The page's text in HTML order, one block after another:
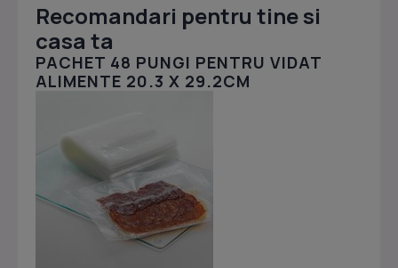
Recomandari pentru tine si
casa ta
PACHET 48 PUNGI PENTRU VIDAT
ALIMENTE 20.3 X 29.2CM